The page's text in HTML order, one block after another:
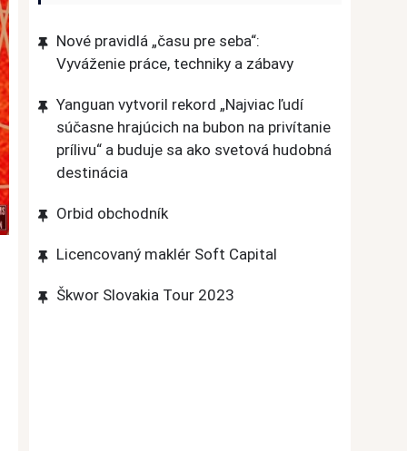
Nové pravidlá „času pre seba“:
Vyváženie práce, techniky a zábavy
Yanguan vytvoril rekord „Najviac ľudí
súčasne hrajúcich na bubon na privítanie
prílivu“ a buduje sa ako svetová hudobná
destinácia
Orbid obchodník
Licencovaný maklér Soft Capital
Škwor Slovakia Tour 2023